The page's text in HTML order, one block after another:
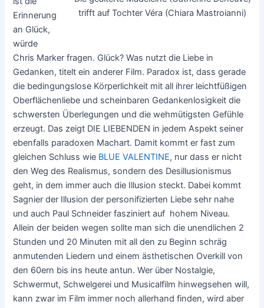
trifft auf Tochter Véra (Chiara Mastroianni)
Erinnerung
an Glück,
würde
Chris Marker fragen. Glück? Was nutzt die Liebe in
Gedanken, titelt ein anderer Film. Paradox ist, dass gerade
die bedingungslose Körperlichkeit mit all ihrer leichtfüßigen
Oberflächenliebe und scheinbaren Gedankenlosigkeit die
schwersten Überlegungen und die wehmütigsten Gefühle
erzeugt. Das zeigt DIE LIEBENDEN in jedem Aspekt seiner
ebenfalls paradoxen Machart. Damit kommt er fast zum
gleichen Schluss wie BLUE VALENTINE, nur dass er nicht
den Weg des Realismus, sondern des Desillusionismus
geht, in dem immer auch die Illusion steckt. Dabei kommt
Sagnier der Illusion der personifizierten Liebe sehr nahe
und auch Paul Schneider fasziniert auf hohem Niveau.
Allein der beiden wegen sollte man sich die unendlichen 2
Stunden und 20 Minuten mit all den zu Beginn schräg
anmutenden Liedern und einem ästhetischen Overkill von
den 60ern bis ins heute antun. Wer über Nostalgie,
Schwermut, Schwelgerei und Musicalfilm hinwegsehen will,
kann zwar im Film immer noch allerhand finden, wird aber